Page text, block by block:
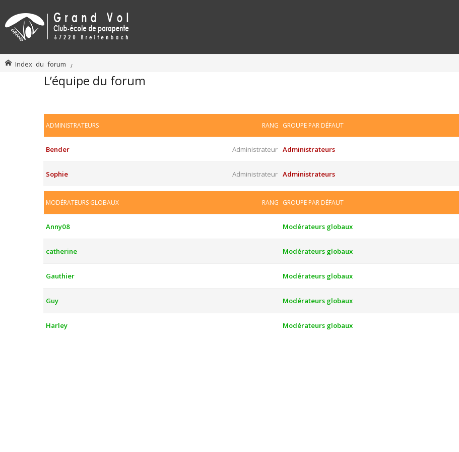
Index du forum
L’équipe du forum
RANG
ADMINISTRATEURS GROUPE PAR DÉFAUT
Administrateur
Bender Administrateurs
Administrateur
Sophie Administrateurs
RANG
MODÉRATEURS GLOBAUX GROUPE PAR DÉFAUT
Anny08 Modérateurs globaux
catherine Modérateurs globaux
Gauthier Modérateurs globaux
Guy Modérateurs globaux
Harley Modérateurs globaux